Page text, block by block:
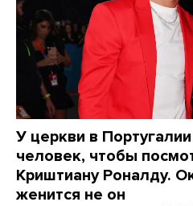
У церкви в
человек, чтобы
Криштиану Роналду.
женится не он